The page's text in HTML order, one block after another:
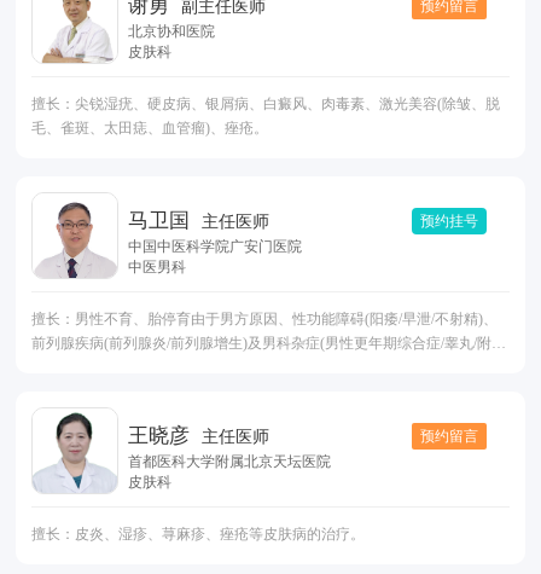
谢勇 副主任医师
预约留言
北京协和医院
皮肤科
擅长：尖锐湿疣、硬皮病、银屑病、白癜风、肉毒素、激光美容(除皱、脱
毛、雀斑、太田痣、血管瘤)、痤疮。
马卫国 主任医师
预约挂号
中国中医科学院广安门医院
中医男科
擅长：男性不育、胎停育由于男方原因、性功能障碍(阳痿/早泄/不射精)、
前列腺疾病(前列腺炎/前列腺增生)及男科杂症(男性更年期综合症/睾丸/附睾
王晓彦 主任医师
预约留言
首都医科大学附属北京天坛医院
皮肤科
擅长：皮炎、湿疹、荨麻疹、痤疮等皮肤病的治疗。